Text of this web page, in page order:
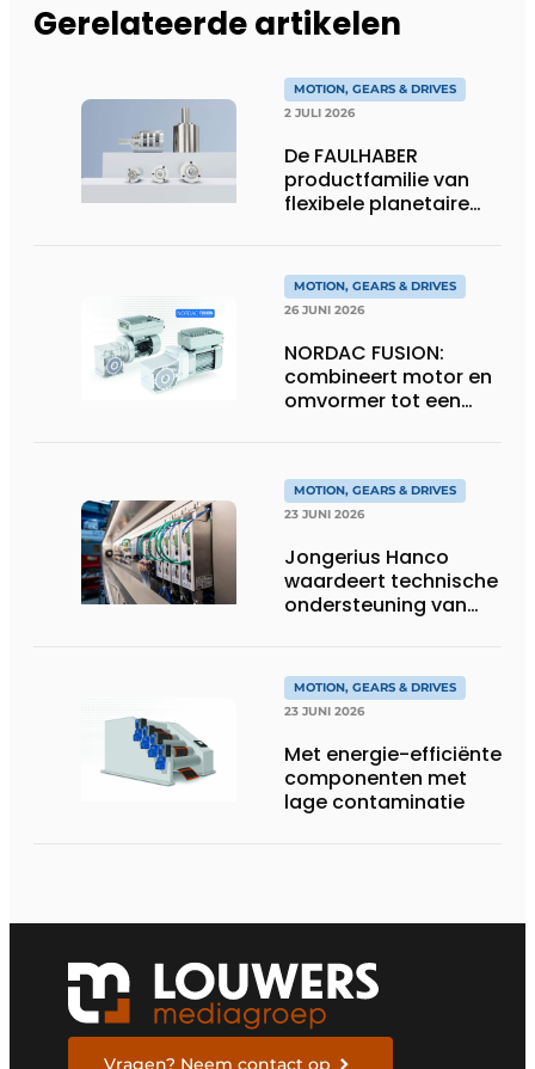
Gerelateerde artikelen
MOTION, GEARS & DRIVES
2 JULI 2026
De FAULHABER
productfamilie van
flexibele planetaire
MOTION, GEARS & DRIVES
26 JUNI 2026
NORDAC FUSION:
combineert motor en
omvormer tot een
MOTION, GEARS & DRIVES
23 JUNI 2026
Jongerius Hanco
waardeert technische
ondersteuning van
MOTION, GEARS & DRIVES
23 JUNI 2026
Met energie-efficiënte
componenten met
lage contaminatie
Vragen? Neem contact op